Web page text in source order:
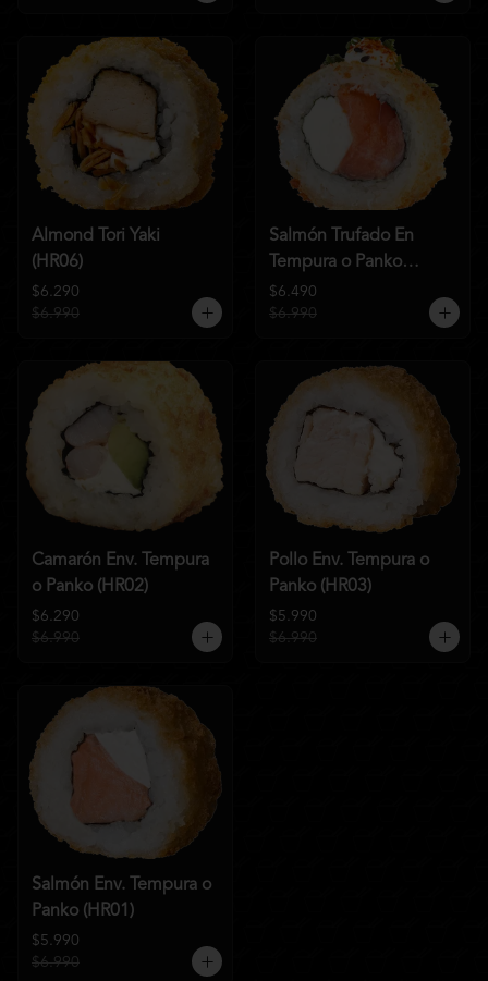
Almond Tori Yaki
(HR06)
$6.290
$6.990
Salmón Trufado En
Tempura o Panko
(HR04)
$6.490
$6.990
Camarón Env. Tempura
o Panko (HR02)
$6.290
$6.990
Pollo Env. Tempura o
Panko (HR03)
$5.990
$6.990
Salmón Env. Tempura o
Panko (HR01)
$5.990
$6.990